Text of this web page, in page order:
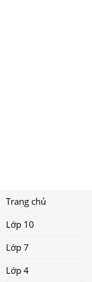
Trang chủ
Lớp 10
Lớp 7
Lớp 4